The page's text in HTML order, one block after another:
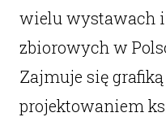
wielu wystawach
zbiorowych w
Zajmuje się
projektowaniem